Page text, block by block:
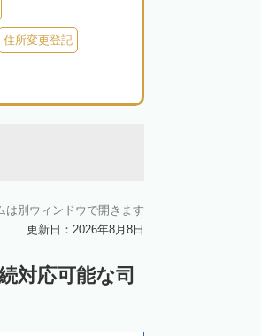
住所変更登記
は別ウィンドウで開きます
更新日：2026年8月8日
対応可能な司